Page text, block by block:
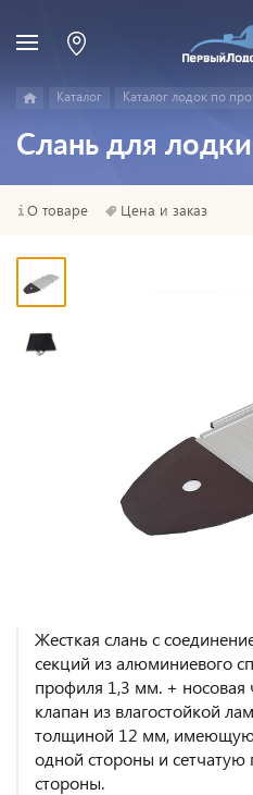
Каталог Каталог лодок по
Слань для
О товаре Цена и заказ
Жесткая слань с
секций из алюминиевого
профиля 1,3 мм. + носовая
клапан из влагостойкой
толщиной 12 мм, имеющую
одной стороны и сетчатую
стороны.